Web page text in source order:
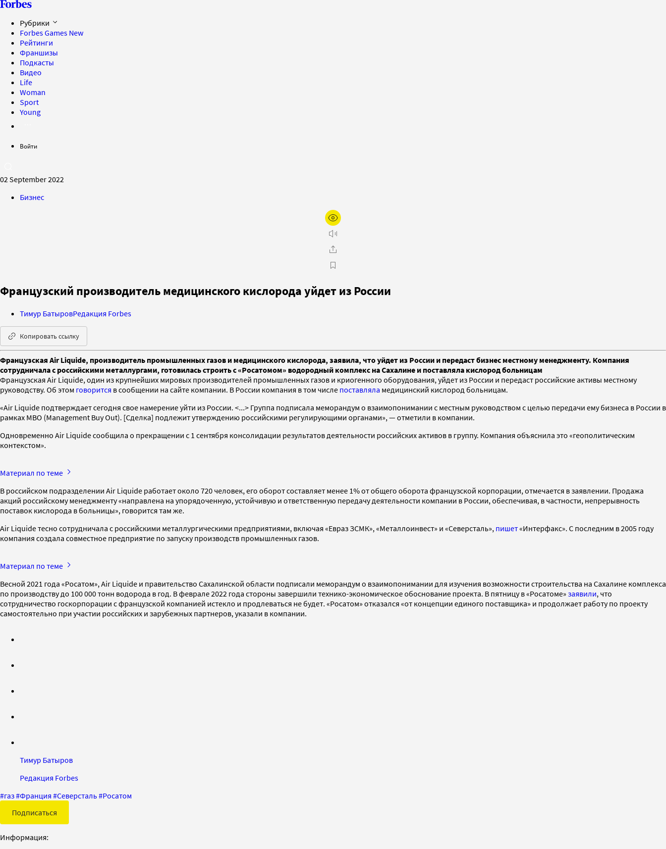
Рубрики
Forbes Games New
Рейтинги
Франшизы
Подкасты
Видео
Life
Woman
Sport
Young
Войти
02 September 2022
Бизнес
Французский производитель медицинского кислорода уйдет из России
Тимур БатыровРедакция Forbes
Копировать ссылку
Французская Air Liquide, производитель промышленных газов и медицинского кислорода, заявила, что уйдет из России и передаст бизнес местному менеджменту. Компания
сотрудничала с российскими металлургами, готовилась строить с «Росатомом» водородный комплекс на Сахалине и поставляла кислород больницам
Французская Air Liquide, один из крупнейших мировых производителей промышленных газов и криогенного оборудования, уйдет из России и передаст российские активы местному
руководству. Об этом говорится в сообщении на сайте компании. В России компания в том числе поставляла медицинский кислород больницам.
«Air Liquide подтверждает сегодня свое намерение уйти из России. <...> Группа подписала меморандум о взаимопонимании с местным руководством с целью передачи ему бизнеса в России в
рамках MBO (Management Buy Out). [Сделка] подлежит утверждению российскими регулирующими органами», — отметили в компании.
Одновременно Air Liquide сообщила о прекращении с 1 сентября консолидации результатов деятельности российских активов в группу. Компания объяснила это «геополитическим
контекстом».
Материал по теме
В российском подразделении Air Liquide работает около 720 человек, его оборот составляет менее 1% от общего оборота французской корпорации, отмечается в заявлении. Продажа
акций российскому менеджменту «направлена на упорядоченную, устойчивую и ответственную передачу деятельности компании в России, обеспечивая, в частности, непрерывность
поставок кислорода в больницы», говорится там же.
Air Liquide тесно сотрудничала с российскими металлургическими предприятиями, включая «Евраз ЗСМК», «Металлоинвест» и «Северсталь», пишет«Интерфакс». С последним в 2005 году
компания создала совместное предприятие по запуску производств промышленных газов.
Материал по теме
Весной 2021 года «Росатом», Air Liquide и правительство Сахалинской области подписали меморандум о взаимопонимании для изучения возможности строительства на Сахалине комплекса
по производству до 100 000 тонн водорода в год. В феврале 2022 года стороны завершили технико-экономическое обоснование проекта. В пятницу в «Росатоме» заявили, что
сотрудничество госкорпорации с французской компанией истекло и продлеваться не будет. «Росатом» отказался «от концепции единого поставщика» и продолжает работу по проекту
самостоятельно при участии российских и зарубежных партнеров, указали в компании.
Тимур Батыров
Редакция Forbes
#газ#Франция #Северсталь#Росатом
Подписаться
Информация: